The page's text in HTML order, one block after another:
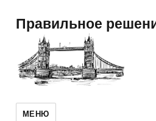
Правильное
МЕНЮ